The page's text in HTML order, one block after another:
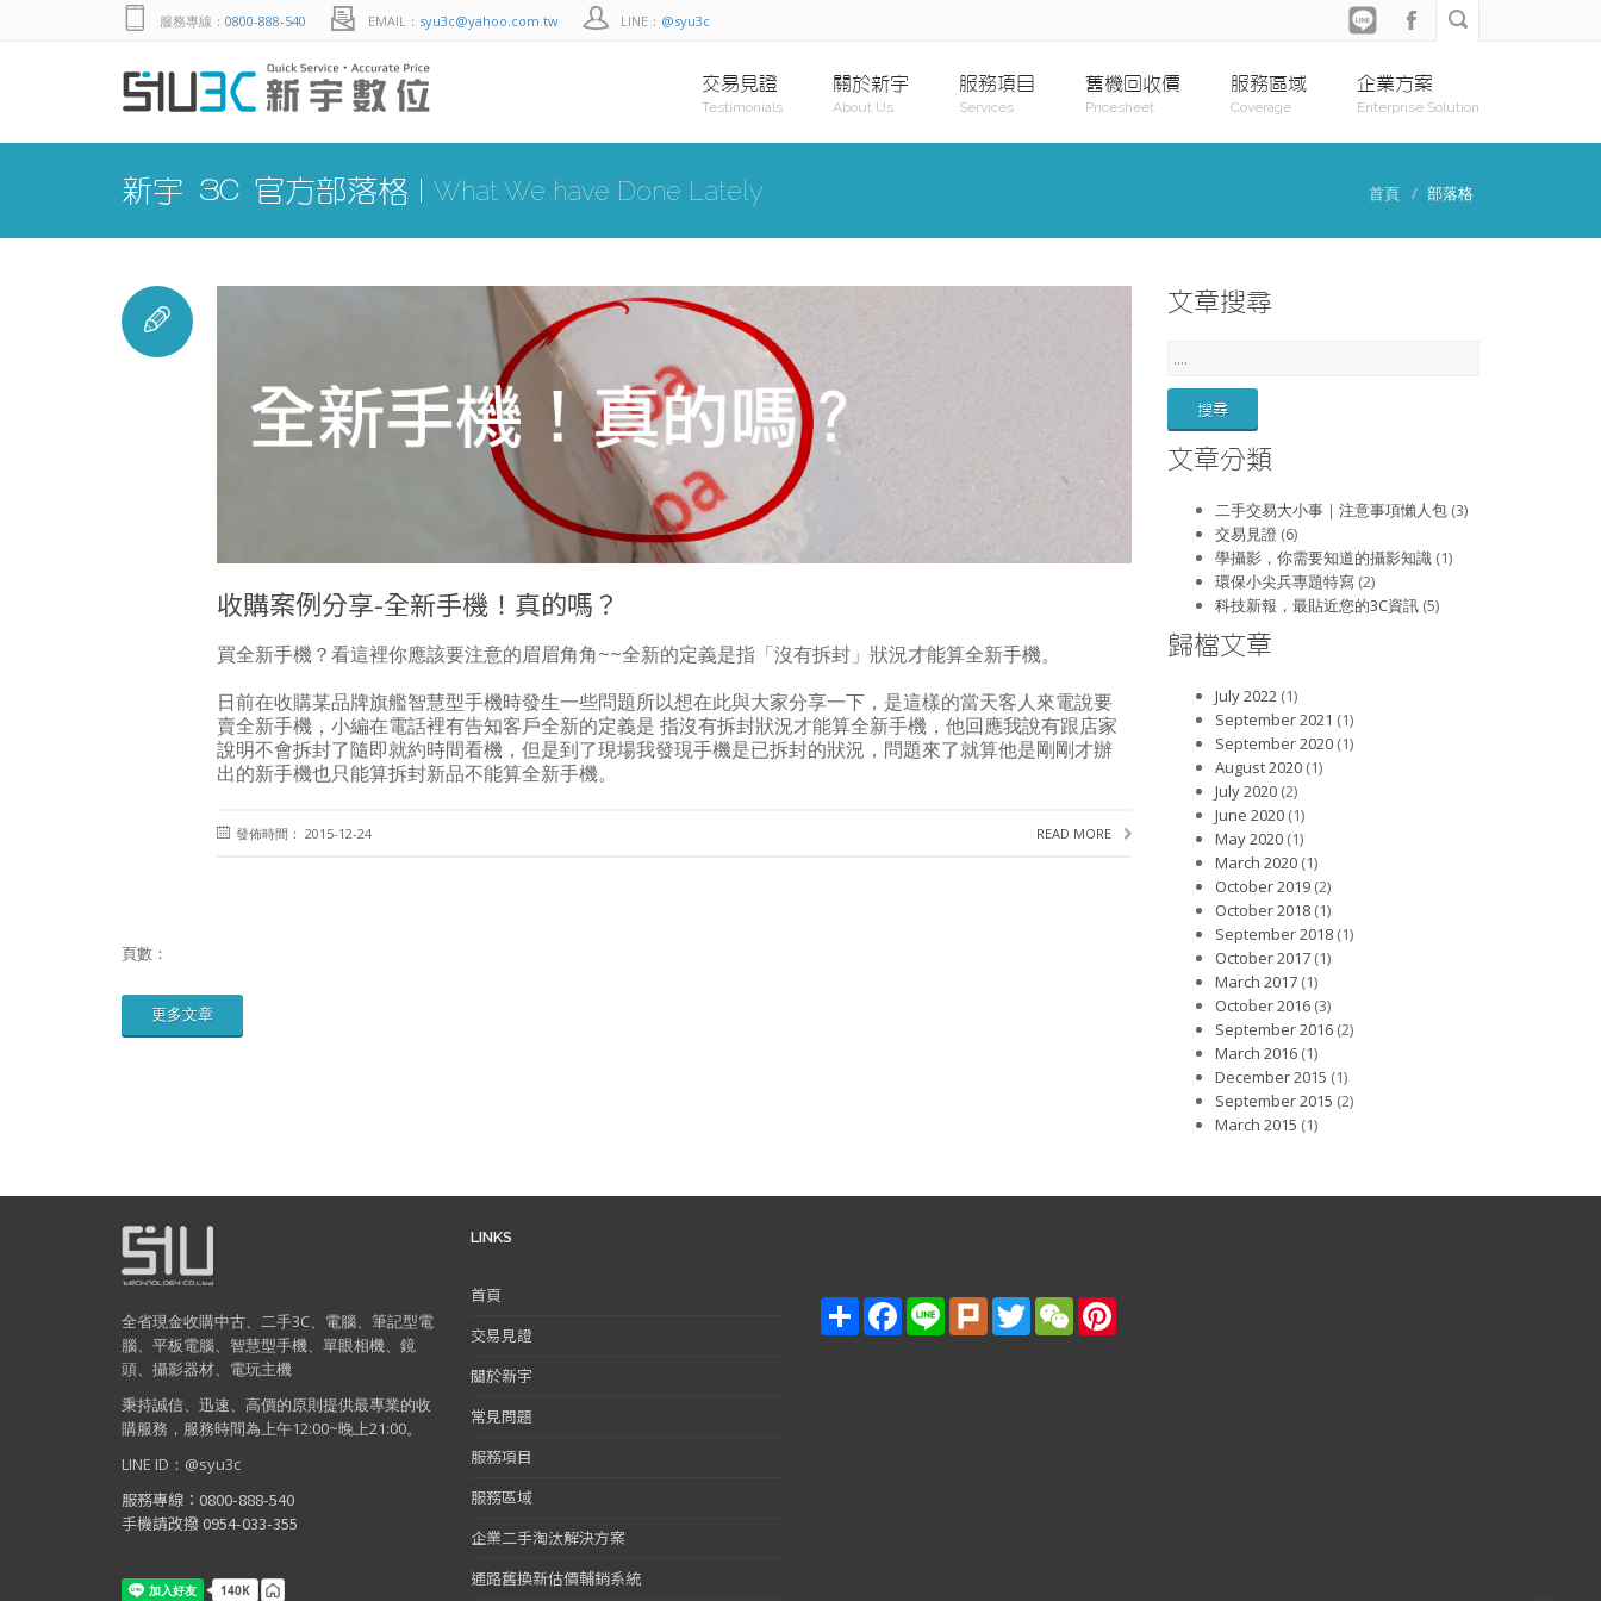
服務專線： 0800-888-540 EMAIL： syu3c@yahoo.com.tw LINE： @syu3c
交易見證
Testimonials
關於新宇
About Us
服務項目
Services
舊機回收價
Pricesheet
服務區域
Coverage
企業方案
Enterprise Solution
新宇 3C 官方部落格 What We have Done Lately 首頁 部落格
收購案例分享-全新手機！真的嗎？
買全新手機？看這裡你應該要注意的眉眉角角~~全新的定義是指「沒有拆封」狀況才能算全新手機。
日前在收購某品牌旗艦智慧型手機時發生一些問題所以想在此與大家分享一下，是這樣的當天客人來電說要
賣全新手機，小編在電話裡有告知客戶全新的定義是 指沒有拆封狀況才能算全新手機，他回應我說有跟店家
說明不會拆封了隨即就約時間看機，但是到了現場我發現手機是已拆封的狀況，問題來了就算他是剛剛才辦
出的新手機也只能算拆封新品不能算全新手機。
發佈時間： 2015-12-24 READ MORE
頁數：
更多文章
文章搜尋
文章分類
二手交易大小事｜注意事項懶人包(3)
交易見證 (6)
學攝影，你需要知道的攝影知識(1)
環保小尖兵專題特寫(2)
科技新報，最貼近您的3C資訊(5)
歸檔文章
July 2022(1)
September 2021 (1)
September 2020(1)
August 2020(1)
July 2020(2)
June 2020(1)
May 2020(1)
March 2020(1)
October 2019(2)
October 2018(1)
September 2018(1)
October 2017(1)
March 2017(1)
October 2016(3)
September 2016(2)
March 2016(1)
December 2015 (1)
September 2015 (2)
March 2015 (1)
全省現金收購中古、二手3C、電腦、筆記型電
腦、平板電腦、智慧型手機、單眼相機、鏡
頭、攝影器材、電玩主機
秉持誠信、迅速、高價的原則提供最專業的收
購服務，服務時間為上午12:00~晚上21:00。
LINE ID：@syu3c
服務專線：0800-888-540
手機請改撥 0954-033-355
LINKS
首頁
交易見證
關於新宇
常見問題
服務項目
服務區域
企業二手淘汰解決方案
通路舊換新估價輔銷系統
Share Facebook
Line Plurk TwitterWeChat